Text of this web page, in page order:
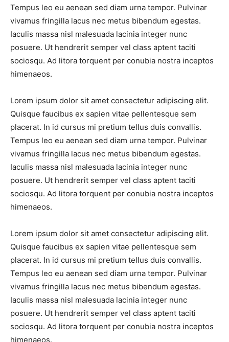
Tempus leo eu aenean sed diam urna tempor. Pulvinar
vivamus fringilla lacus nec metus bibendum egestas.
Iaculis massa nisl malesuada lacinia integer nunc
posuere. Ut hendrerit semper vel class aptent taciti
sociosqu. Ad litora torquent per conubia nostra inceptos
himenaeos.
Lorem ipsum dolor sit amet consectetur adipiscing elit.
Quisque faucibus ex sapien vitae pellentesque sem
placerat. In id cursus mi pretium tellus duis convallis.
Tempus leo eu aenean sed diam urna tempor. Pulvinar
vivamus fringilla lacus nec metus bibendum egestas.
Iaculis massa nisl malesuada lacinia integer nunc
posuere. Ut hendrerit semper vel class aptent taciti
sociosqu. Ad litora torquent per conubia nostra inceptos
himenaeos.
Lorem ipsum dolor sit amet consectetur adipiscing elit.
Quisque faucibus ex sapien vitae pellentesque sem
placerat. In id cursus mi pretium tellus duis convallis.
Tempus leo eu aenean sed diam urna tempor. Pulvinar
vivamus fringilla lacus nec metus bibendum egestas.
Iaculis massa nisl malesuada lacinia integer nunc
posuere. Ut hendrerit semper vel class aptent taciti
sociosqu. Ad litora torquent per conubia nostra inceptos
himenaeos.